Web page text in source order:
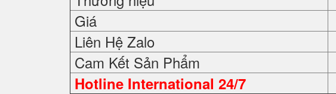
Giá
Liên Hệ Zalo
Cam Kết Sản Phẩm
Hotline International 24/7